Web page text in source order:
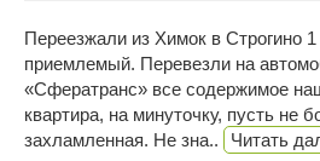
Переезжали из Химок в Строгино
приемлемый. Перевезли на
«Сфератранс» все содержимое
квартира, на минуточку, пусть не
захламленная. Не зна..
Читать